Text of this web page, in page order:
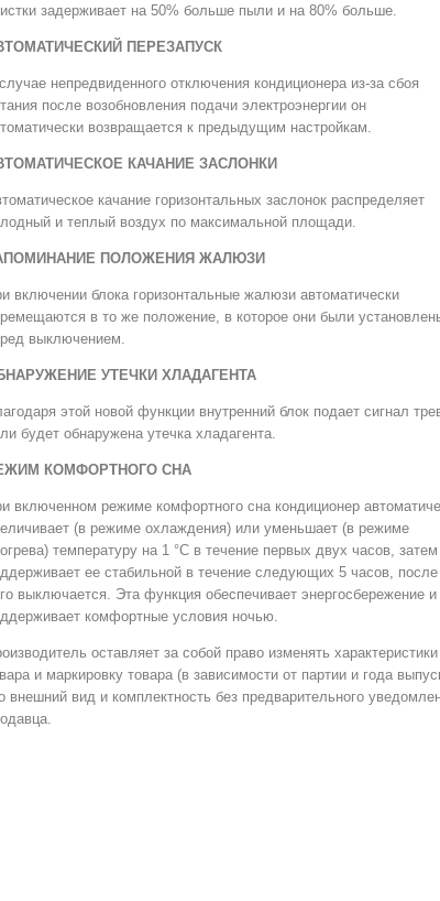
задерживает на 50% больше пыли и на 80% больше.
ПЕРЕЗАПУСК
непредвиденного отключения кондиционера из-за сбоя
после возобновления подачи электроэнергии он
возвращается к предыдущим настройкам.
КАЧАНИЕ ЗАСЛОНКИ
качание горизонтальных заслонок распределяет
и теплый воздух по максимальной площади.
ПОЛОЖЕНИЯ ЖАЛЮЗИ
включении блока горизонтальные жалюзи автоматически
в то же положение, в которое они были
выключением.
УТЕЧКИ ХЛАДАГЕНТА
этой новой функции внутренний блок подает сигнал
будет обнаружена утечка хладагента.
КОМФОРТНОГО СНА
включенном режиме комфортного сна кондиционер
(в режиме охлаждения) или уменьшает (в режиме
температуру на 1 °С в течение первых двух часов, затем
ее стабильной в течение следующих 5 часов, после
выключается. Эта функция обеспечивает энергосбережение и
комфортные условия ночью.
оставляет за собой право изменять характеристики
и маркировку товара (в зависимости от партии и года
внешний вид и комплектность без предварительного